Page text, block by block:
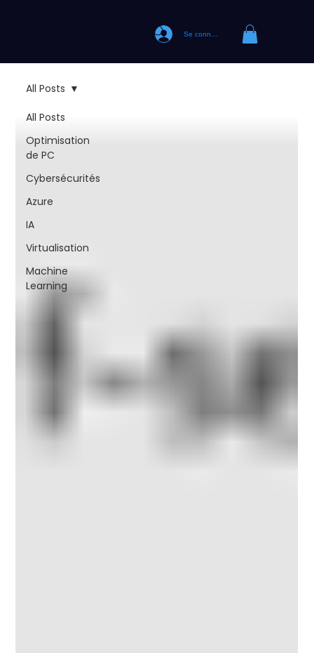
Se connecter
All Posts
Optimisation
de PC
Cybersécurités
Azure
IA
Virtualisation
Machine
Learning
All Posts